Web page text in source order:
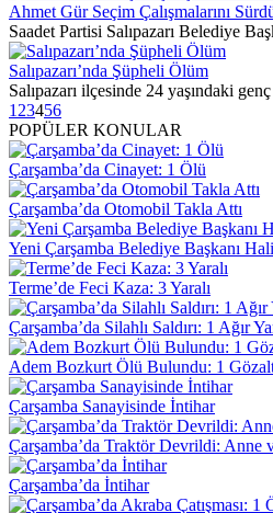
Ahmet Gür Seçim Çalışmalarını
Saadet Partisi Salıpazarı Belediye
Salıpazarı’nda Şüpheli Ölüm
Salıpazarı ilçesinde 24 yaşındaki
1 23456
POPÜLER KONULAR
Çarşamba’da Cinayet: 1 Ölü
Çarşamba’da Otomobil Takla Attı
Yeni Çarşamba Belediye Başkanı
Terme’de Feci Kaza: 3 Yaralı
Çarşamba’da Silahlı Saldırı: 1 Ağır
Adem Bozkurt Ölü Bulundu: 1
Çarşamba Sanayisinde İntihar
Çarşamba’da Traktör Devrildi: Anne
Çarşamba’da İntihar